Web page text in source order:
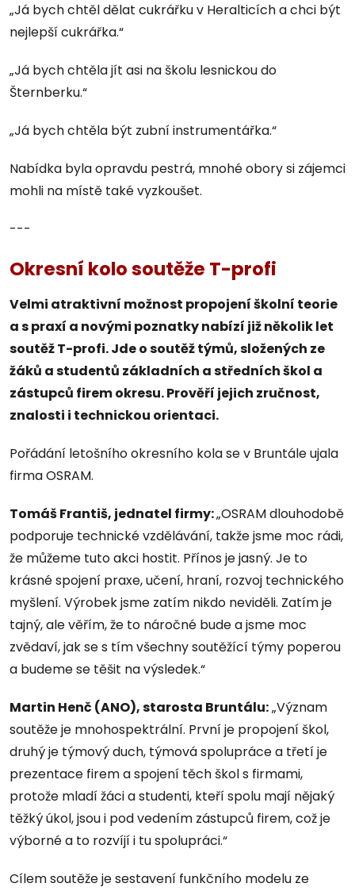
„Já bych chtěl dělat cukrářku v Heralticích a chci být
nejlepší cukrářka.“
„Já bych chtěla jít asi na školu lesnickou do
Šternberku.“
„Já bych chtěla být zubní instrumentářka.“
Nabídka byla opravdu pestrá, mnohé obory si zájemci
mohli na místě také vyzkoušet.
---
Okresní kolo soutěže T-profi
Velmi atraktivní možnost propojení školní teorie
a s praxí a novými poznatky nabízí již několik let
soutěž T-profi. Jde o soutěž týmů, složených ze
žáků a studentů základních a středních škol a
zástupců firem okresu. Prověří jejich zručnost,
znalosti i technickou orientaci.
Pořádání letošního okresního kola se v Bruntále ujala
firma OSRAM.
Tomáš Františ, jednatel firmy:„OSRAM dlouhodobě
podporuje technické vzdělávání, takže jsme moc rádi,
že můžeme tuto akci hostit. Přínos je jasný. Je to
krásné spojení praxe, učení, hraní, rozvoj technického
myšlení. Výrobek jsme zatím nikdo neviděli. Zatím je
tajný, ale věřím, že to náročné bude a jsme moc
zvědaví, jak se s tím všechny soutěžící týmy poperou
a budeme se těšit na výsledek.“
Martin Henč (ANO), starosta Bruntálu:„Význam
soutěže je mnohospektrální. První je propojení škol,
druhý je týmový duch, týmová spolupráce a třetí je
prezentace firem a spojení těch škol s firmami,
protože mladí žáci a studenti, kteří spolu mají nějaký
těžký úkol, jsou i pod vedením zástupců firem, což je
výborné a to rozvíjí i tu spolupráci.“
Cílem soutěže je sestavení funkčního modelu ze